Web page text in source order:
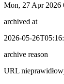
Mon, 27 Apr 2026
archived at
2026-05-
archive reason
URL